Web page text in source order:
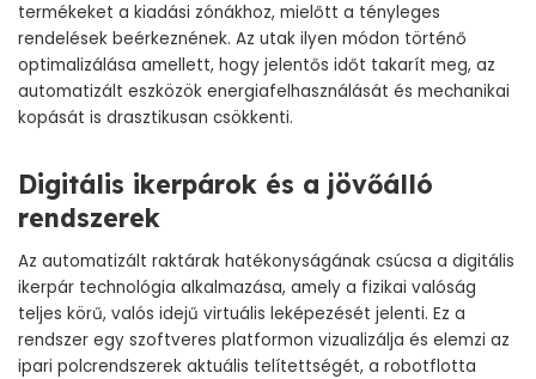
termékeket a kiadási zónákhoz, mielőtt a tényleges
rendelések beérkeznének. Az utak ilyen módon történő
optimalizálása amellett, hogy jelentős időt takarít meg, az
automatizált eszközök energiafelhasználását és mechanikai
kopását is drasztikusan csökkenti.
Digitális ikerpárok és a jövőálló
rendszerek
Az automatizált raktárak hatékonyságának csúcsa a digitális
ikerpár technológia alkalmazása, amely a fizikai valóság
teljes körű, valós idejű virtuális leképezését jelenti. Ez a
rendszer egy szoftveres platformon vizualizálja és elemzi az
ipari polcrendszerek aktuális telítettségét, a robotflotta